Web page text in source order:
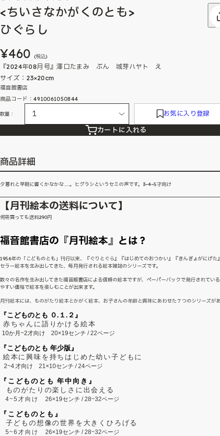
<ちいさなかがくのとも>
ひぐらし
¥460 (税込)
『2024年08月号』澤口たまみ ぶん 城芽ハヤト え
サイズ：23×20cm
福音館書店
商品コード：4910061050844
数量： お気に入り登録
カートに入れる
商品詳細
夕暮れと早朝に響くかなかな……。ヒグラシというセミの声です。3~4~5才向け
【月刊絵本の送料について】
何冊買っても送料290円
福音館書店の『月刊絵本』とは？
1956年の「こどものとも」刊行以来、『ぐりとぐら』『はじめてのおつかい』『きんぎょがにげた
セラー絵本を生み出してきた、毎月発行される絵本雑誌のシリーズです。
数々の名作を生み出してきた福音館書店による信頼の絵本ですが、ペーパーバックで発行されてい
やすい価格で絵本を楽しむことが出来ます。
月刊絵本には、ものがたり絵本とかがく絵本、お子さんの年齢と興味にあわせた７つのシリーズが
『こどものとも ０.１.２』
赤ちゃんに語りかける絵本
10か月~2才向け 20×19センチ / 22ページ
『こどものとも 年少版』
絵本に興味を持ちはじめた幼い子どもに
2~4 才向け 21×10センチ / 24ページ
『こどものとも 年中向き』
ものがたりの楽しさに出会える
4~5才向け26×19センチ / 28~32ページ
『こどものとも』
子どもの想像の世界を大きくひろげる
5~6才向け26×19センチ / 28~32ページ